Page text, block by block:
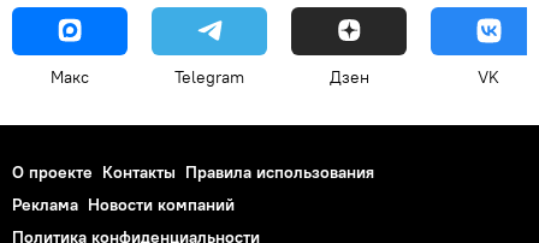
Макс Telegram Дзен VK
О проекте Контакты Правила использования
Реклама Новости компаний
Политика конфиденциальности